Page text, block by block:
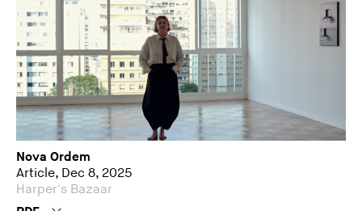
Nova Ordem
Article, Dec 8, 2025
Harper's Bazaar